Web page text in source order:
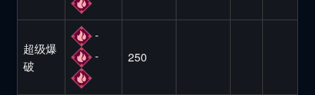
超级爆
破
-
-
250